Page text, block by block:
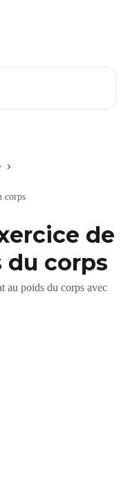
corps
de
du corps
au poids du corps avec